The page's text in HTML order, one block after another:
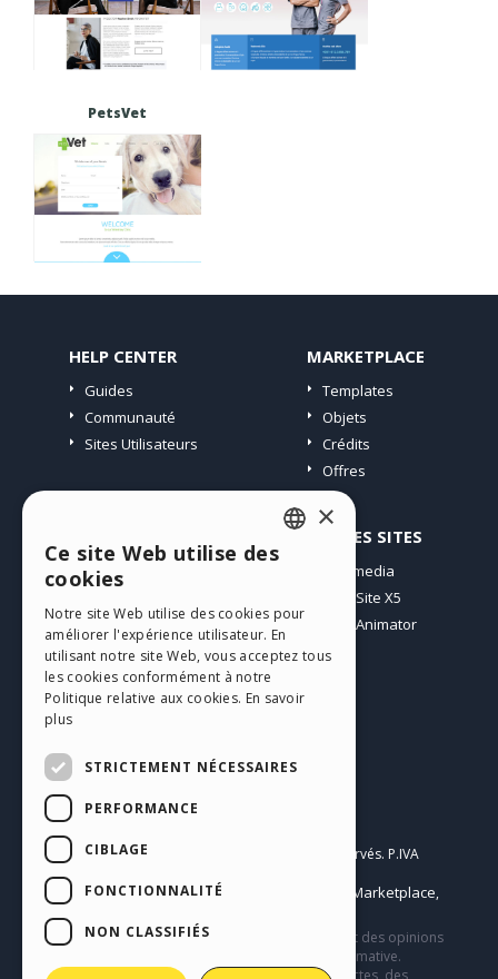
PetsVet
HELP CENTER
Guides
Communauté
Sites Utilisateurs
MARKETPLACE
Templates
Objets
Crédits
Offres
Mes Messages
Télécharger
Espace Web
Mes Crédits
AUTRES SITES
Incomedia
WebSite X5
WebAnimator
Français
Copyright © 2026
Tous droits réservés. P.IVA
IT07514640015
Conditions d'utilisation WebSite X5:
Help Center / Marketplace,
Ce site contient des contenus, des commentaires et des opinions
soumis par les utilisateurs et n’a qu’une valeur informative.
Incomedia décline toute responsabilité pour des actes, des
ENGLISH
GERMAN
SPANISH
×
Ce site Web utilise des
cookies
Notre site Web utilise des cookies pour
améliorer l'expérience utilisateur. En
utilisant notre site Web, vous acceptez tous
les cookies conformément à notre
Politique relative aux cookies. En savoir
plus
STRICTEMENT NÉCESSAIRES
PERFORMANCE
CIBLAGE
FONCTIONNALITÉ
NON CLASSIFIÉS